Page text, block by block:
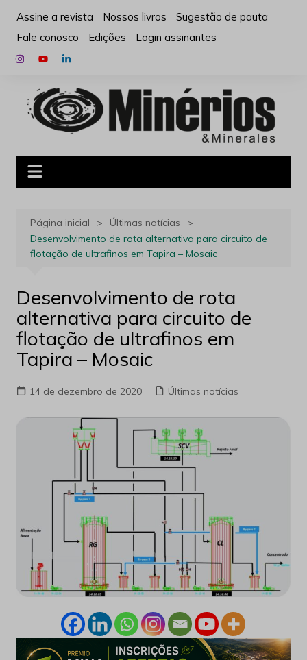
para
conteúdo
Assine a revista Nossos livros
Sugestão de pauta
Fale conosco
Edições Login assinantes
Página inicial
Últimas notícias
Desenvolvimento de rota alternativa para circuito de
flotação de ultrafinos em Tapira – Mosaic
Desenvolvimento de rota
alternativa para circuito de
flotação de ultrafinos em
Tapira – Mosaic
14 de dezembro de 2020 Últimas notícias